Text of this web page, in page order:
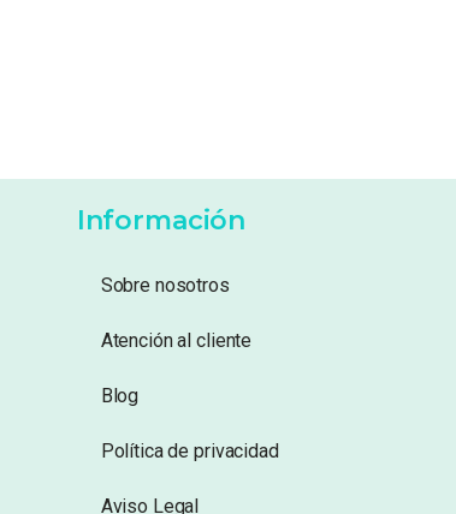
Información
Sobre nosotros
Atención al cliente
Blog
Política de privacidad
Aviso Legal